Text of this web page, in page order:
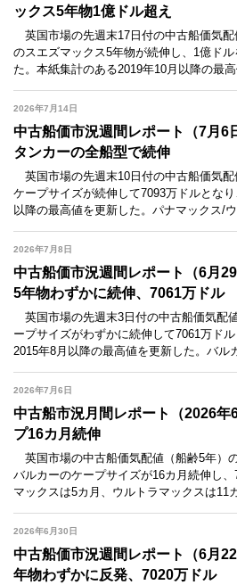
ックス5年物1億ドル超え
英国市場の先週末17日付の中古船価気
のスエズマックス5年物が続伸し、1億ド
た。本紙集計のある2019年10月以降の最
2026年7月14日
中古船価市況週間レポート（7月6
タンカーの全船型で続伸
英国市場の先週末10日付の中古船価気
ケープサイズが続伸して7093万ドルとな
以降の最高値を更新した。パナマックス/
2026年7月8日
中古船価市況週間レポート（6月
5年物わずかに続伸、7061万ドル
英国市場の先週末3日付の中古船価気配
ープサイズがわずかに続伸して7061万ド
2015年8月以降の最高値を更新した。バル
2026年7月6日
中古船市況月間レポート（2026年
プ16カ月続伸
英国市場の中古船価気配値（船齢5年）
バルカーのケープサイズが16カ月続伸し
マックスは5カ月、ウルトラマックスは11
2026年6月30日
中古船価市況週間レポート（6月
年物わずかに反発、7020万ドル